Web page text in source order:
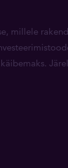
millele